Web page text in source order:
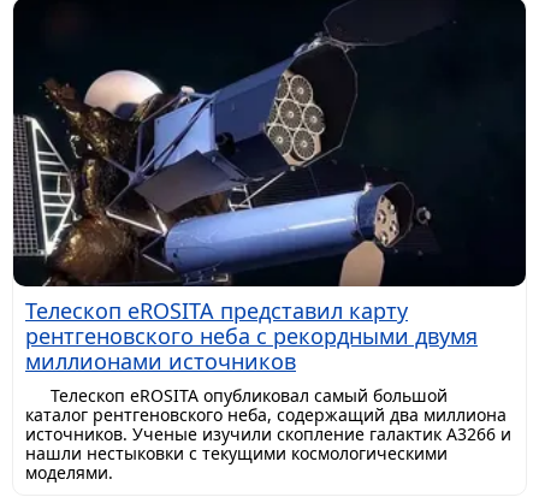
Телескоп eROSITA представил карту
рентгеновского неба с рекордными двумя
миллионами источников
Телескоп eROSITA опубликовал самый большой
каталог рентгеновского неба, содержащий два миллиона
источников. Ученые изучили скопление галактик A3266 и
нашли нестыковки с текущими космологическими
моделями.